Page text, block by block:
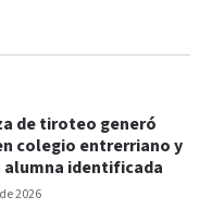
2026
de tiroteo generó
colegio entrerriano y
alumna identificada